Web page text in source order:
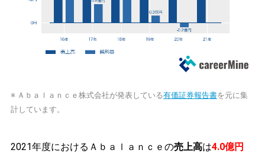
※ Ａｂａｌａｎｃｅ株式会社が発表している有価証券報告書を元に集
計しています。
2021年度におけるＡｂａｌａｎｃｅの売上高は4.0億円